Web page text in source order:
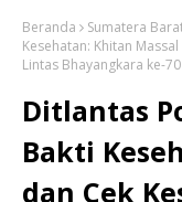
Beranda Sumatera
Kesehatan: Khitan
Lintas Bhayangkara ke-70
Ditlantas
Bakti
dan Cek